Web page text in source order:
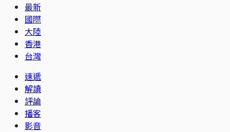
最新
國際
大陸
香港
台灣
速遞
解讀
評論
播客
影音